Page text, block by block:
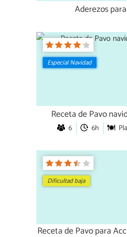
Aderezos
Especial Navidad
Receta de Pavo
6 6h
Dificultad baja
Receta de Pavo para